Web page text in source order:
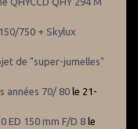
750 + Skylux
de "super-jumelles"
années 70/ 80 le 21-
ED 150 mm F/D 8 le